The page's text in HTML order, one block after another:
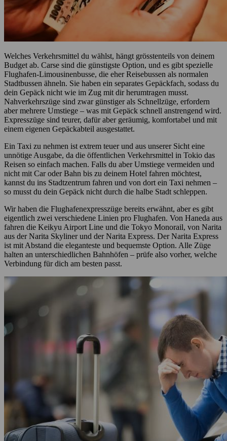
Welches Verkehrsmittel du wählst, hängt grösstenteils von deinem
Budget ab. Carse sind die günstigste Option, und es gibt spezielle
Flughafen-Limousinenbusse, die eher Reisebussen als normalen
Stadtbussen ähneln. Sie haben ein separates Gepäckfach, sodass du
dein Gepäck nicht wie im Zug mit dir herumtragen musst.
Nahverkehrszüge sind zwar günstiger als Schnellzüge, erfordern
aber mehrere Umstiege – was mit Gepäck schnell anstrengend wird.
Expresszüge sind teurer, dafür aber geräumig, komfortabel und mit
einem eigenen Gepäckabteil ausgestattet.
Ein Taxi zu nehmen ist extrem teuer und aus unserer Sicht eine
unnötige Ausgabe, da die öffentlichen Verkehrsmittel in Tokio das
Reisen so einfach machen. Falls du aber Umstiege vermeiden und
nicht mit Car oder Bahn bis zu deinem Hotel fahren möchtest,
kannst du ins Stadtzentrum fahren und von dort ein Taxi nehmen –
so musst du dein Gepäck nicht durch die halbe Stadt schleppen.
Wir haben die Flughafenexpresszüge bereits erwähnt, aber es gibt
eigentlich zwei verschiedene Linien pro Flughafen. Von Haneda aus
fahren die Keikyu Airport Line und die Tokyo Monorail, von Narita
aus der Narita Skyliner und der Narita Express. Der Narita Express
ist mit Abstand die eleganteste und bequemste Option. Alle Züge
halten an unterschiedlichen Bahnhöfen – prüfe also vorher, welche
Verbindung für dich am besten passt.